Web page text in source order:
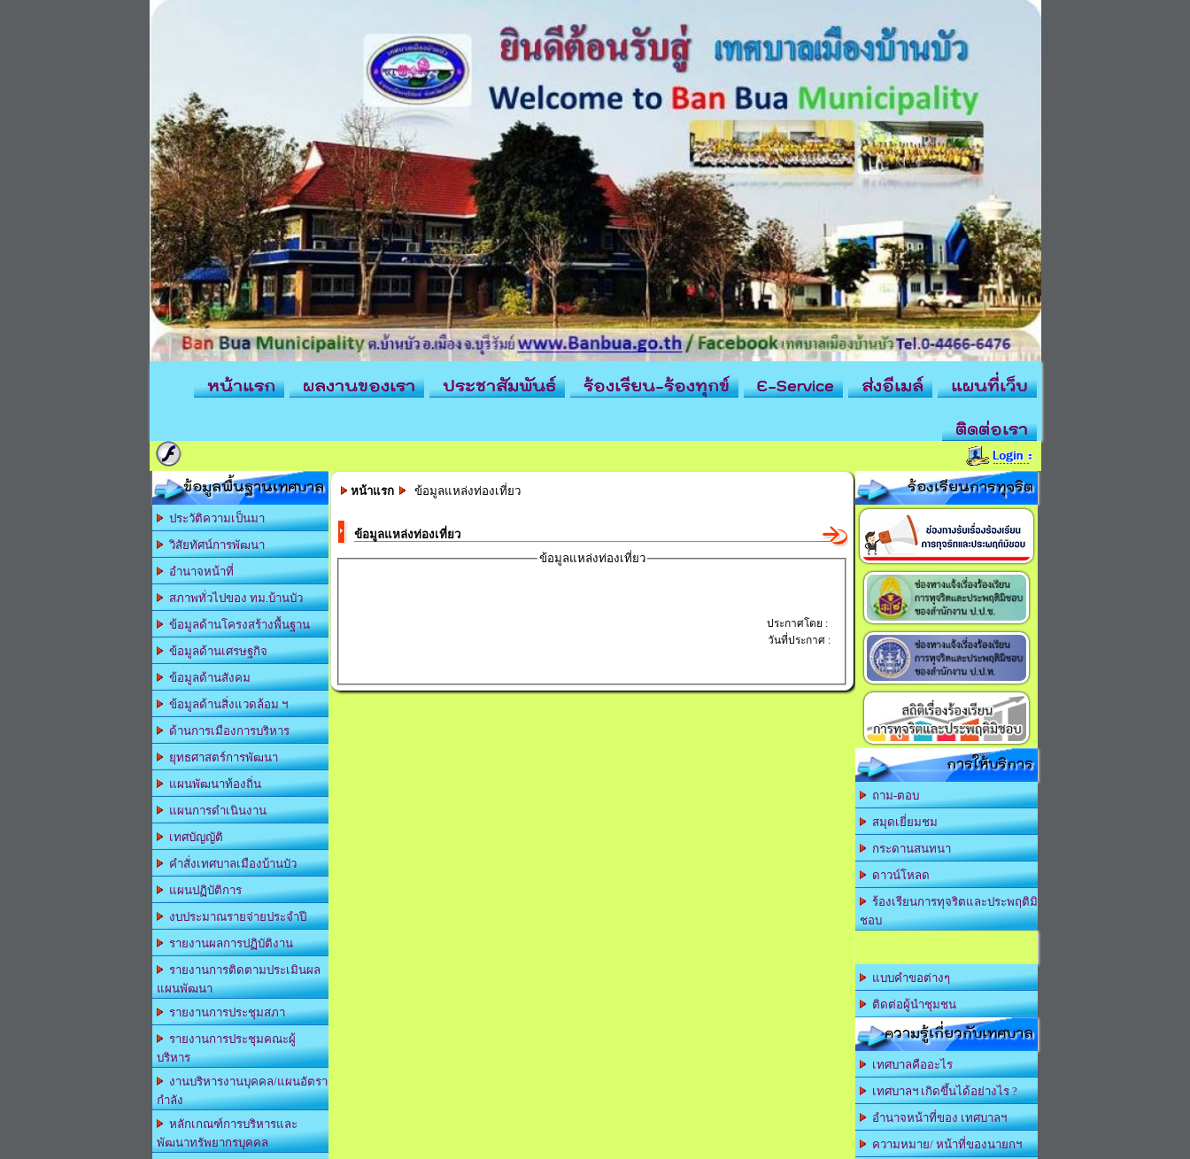
หน้าแรก ผลงานของเรา ประชาสัมพันธ์ ร้องเรียน-ร้องทุกข์ E-Service ส่งอีเมล์
แผนที่เว็บ
ติดต่อเรา
ข้อมูลพื้นฐานเทศบาล
ประวัติความเป็นมา
วิสัยทัศน์การพัฒนา
อำนาจหน้าที่
สภาพทั่วไปของ ทม.บ้านบัว
ข้อมูลด้านโครงสร้างพื้นฐาน
ข้อมูลด้านเศรษฐกิจ
ข้อมูลด้านสังคม
ข้อมูลด้านสิ่งแวดล้อม ฯ
ด้านการเมืองการบริหาร
ยุทธศาสตร์การพัฒนา
แผนพัฒนาท้องถิ่น
แผนการดำเนินงาน
เทศบัญญัติ
คำสั่งเทศบาลเมืองบ้านบัว
แผนปฏิบัติการ
งบประมาณรายจ่ายประจำปี
รายงานผลการปฏิบัติงาน
รายงานการติดตามประเมินผล
แผนพัฒนา
รายงานการประชุมสภา
รายงานการประชุมคณะผู้
บริหาร
งานบริหารงานบุคคล/แผนอัตรา
กำลัง
หลักเกณฑ์การบริหารและ
พัฒนาทรัพยากรบุคคล
หน้าแรก ข้อมูลแหล่งท่องเที่ยว
ข้อมูลแหล่งท่องเที่ยว
ข้อมูลแหล่งท่องเที่ยว
ประกาศโดย :
วันที่ประกาศ :
ร้องเรียนการทุจริต
การให้บริการ
ถาม-ตอบ
สมุดเยี่ยมชม
กระดานสนทนา
ดาวน์โหลด
ร้องเรียนการทุจริตและประพฤติมิ
ชอบ
แบบคำขอต่างๆ
ติดต่อผู้นำชุมชน
ความรู้เกี่ยวกับเทศบาล
เทศบาลคืออะไร
เทศบาลฯ เกิดขึ้นได้อย่างไร ?
อำนาจหน้าที่ของ เทศบาลฯ
ความหมาย/ หน้าที่ของนายกฯ